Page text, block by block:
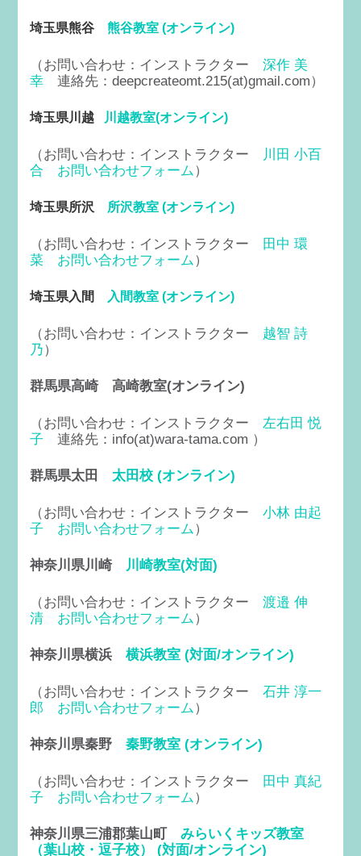
埼玉県熊谷熊谷教室 (オンライン)
（お問い合わせ：インストラクター深作 美
幸 連絡先：deepcreateomt.215(at)gmail.com）
埼玉県川越 川越教室(オンライン)
（お問い合わせ：インストラクター
川田 小百
合
お問い合わせフォーム ）
埼玉県所沢 所沢教室 (オンライン)
（お問い合わせ：インストラクター 田中 環
菜
お問い合わせフォーム ）
埼玉県入間 入間教室 (オンライン)
（お問い合わせ：インストラクター 越智 詩
乃）
群馬県高崎 高崎教室(オンライン)
（お問い合わせ：インストラクター 左右田 悦
子 連絡先：info(at)wara-tama.com ）
群馬県太田 太田校 (オンライン)
（お問い合わせ：インストラクター小林 由起
子
お問い合わせフォーム ）
神奈川県川崎 川崎教室(対面)
（お問い合わせ：インストラクター渡邉 伸
清
お問い合わせフォーム ）
神奈川県横浜横浜教室 (対面/オンライン)
（お問い合わせ：インストラクター石井 淳一
郎
お問い合わせフォーム ）
神奈川県秦野秦野教室 (オンライン)
（お問い合わせ：インストラクター 田中 真紀
子
お問い合わせフォーム ）
神奈川県三浦郡葉山町みらいくキッズ教室
（葉山校・逗子校） (対面/オンライン)